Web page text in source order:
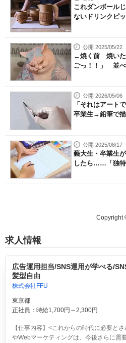
これダンボール
ないドリンクピ
公開 2025/05/22
←焼く前 焼い
ごっ！！」 並
公開 2026/05/06
「それはアート
卒業生→鉛筆で
公開 2025/08/17
藝大生・卒業生
したら……「独特
Copyright
求人情報
広告運用担当/SNS運用が学べる/
髪型自由
株式会社FFU
東京都
正社員：時給1,700円～2,300円
【仕事内容】<これからの時代に必要と
やWebマーケティングは、今後さらに需